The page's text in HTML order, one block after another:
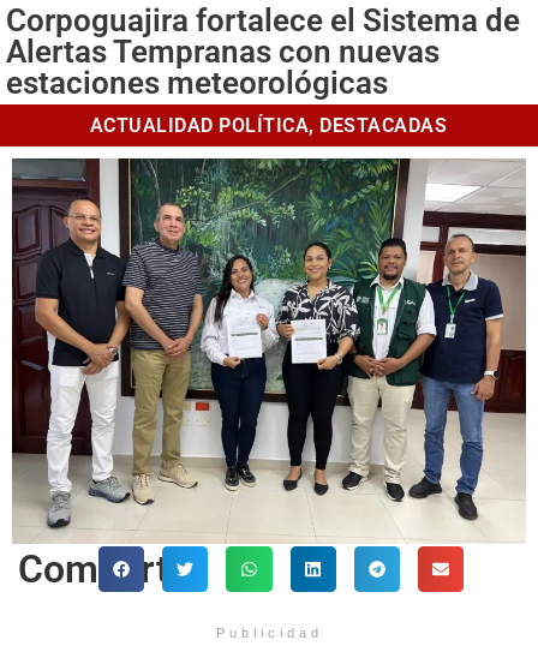
Corpoguajira fortalece el Sistema de
Alertas Tempranas con nuevas
estaciones meteorológicas
ACTUALIDAD POLÍTICA, DESTACADAS
Comparte
Publicidad